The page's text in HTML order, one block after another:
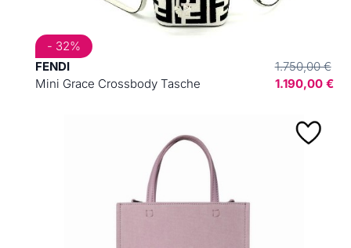
FENDI
Mini Grace Crossbody Tasche
1.750,00 €
1.190,00 €
- 32%